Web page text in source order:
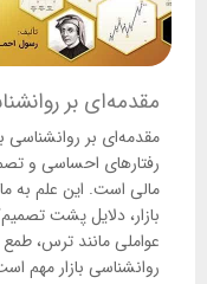
مقدمه‌ای بر
مقدمه‌ای بر روانشناسی
رفتارهای احساسی و
مالی است. این علم به
بازار، دلایل پشت
عواملی مانند ترس، طمع
روانشناسی بازار مهم